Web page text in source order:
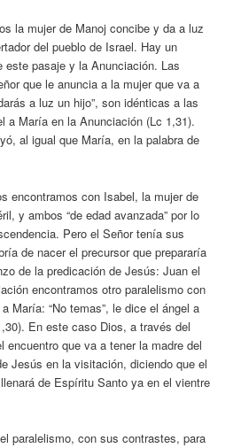
la mujer de Manoj concibe y da a luz
del pueblo de Israel. Hay un
este pasaje y la Anunciación. Las
que le anuncia a la mujer que va a
a luz un hijo”, son idénticas a las
a María en la Anunciación (Lc 1,31).
al igual que María, en la palabra de
encontramos con Isabel, la mujer de
y ambos “de edad avanzada” por lo
Pero el Señor tenía sus
de nacer el precursor que prepararía
de la predicación de Jesús: Juan el
encontramos otro paralelismo con
María: “No temas”, le dice el ángel a
En este caso Dios, a través del
encuentro que va a tener la madre del
Jesús en la visitación, diciendo que el
de Espíritu Santo ya en el vientre
paralelismo, con sus contrastes, para